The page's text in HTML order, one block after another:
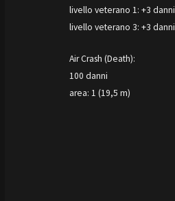
livello veterano 1: +3 danni
livello veterano 3: +3 danni
Air Crash (Death):
100 danni
area: 1 (19,5 m)